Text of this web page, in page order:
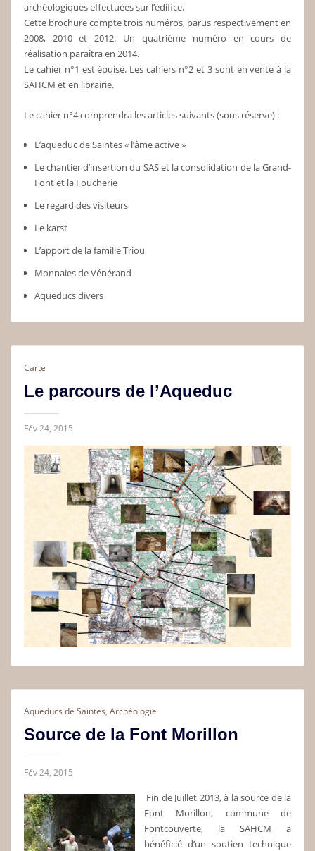
archéologiques effectuées sur l’édifice.
Cette brochure compte trois numéros, parus respectivement en
2008, 2010 et 2012. Un quatrième numéro en cours de
réalisation paraîtra en 2014.
Le cahier n°1 est épuisé. Les cahiers n°2 et 3 sont en vente à la
SAHCM et en librairie.
Le cahier n°4 comprendra les articles suivants (sous réserve) :
L’aqueduc de Saintes « l’âme active »
Le chantier d’insertion du SAS et la consolidation de la Grand-
Font et la Foucherie
Le regard des visiteurs
Le karst
L’apport de la famille Triou
Monnaies de Vénérand
Aqueducs divers
Carte
Le parcours de l’Aqueduc
Fév 24, 2015
Aqueducs de Saintes, Archéologie
Source de la Font Morillon
Fév 24, 2015
Fin de Juillet 2013, à la source de la
Font Morillon, commune de
Fontcouverte, la SAHCM a
bénéficié d’un soutien technique